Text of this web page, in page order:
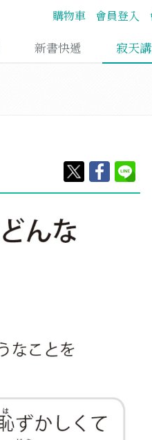
購物車 會員登入
新書快遞 寂天